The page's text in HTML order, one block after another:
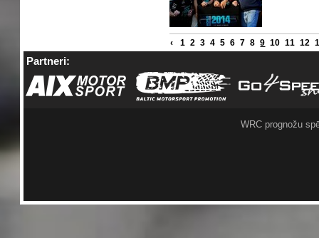
‹ 1 2 3 4 5 6 7 8 9 10 11 12
Partneri:
WRC prognožu